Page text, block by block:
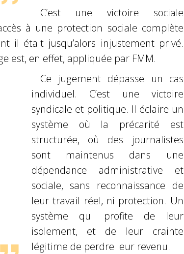
C’est une victoire sociale
à une protection sociale complète
il était jusqu’alors injustement privé.
est, en effet, appliquée par FMM.
Ce jugement dépasse un cas
individuel. C’est une victoire
syndicale et politique. Il éclaire un
système où la précarité est
structurée, où des journalistes
sont maintenus dans une
dépendance administrative et
sociale, sans reconnaissance de
leur travail réel, ni protection. Un
système qui profite de leur
isolement, et de leur crainte
légitime de perdre leur revenu.